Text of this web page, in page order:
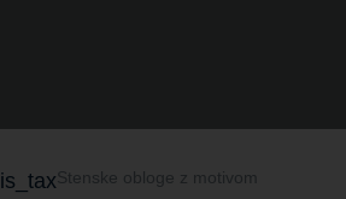
is_taxStenske obloge z motivom